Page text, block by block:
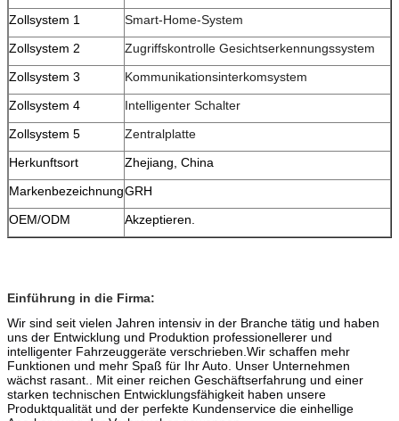
Zollsystem 1
Smart-Home-System
Zollsystem 2
Zugriffskontrolle Gesichtserkennungssystem
Zollsystem 3
Kommunikationsinterkomsystem
Zollsystem 4
Intelligenter Schalter
Zollsystem 5
Zentralplatte
Herkunftsort
Zhejiang, China
MarkenbezeichnungGRH
OEM/ODM
Akzeptieren.
Einführung in die Firma:
Wir sind seit vielen Jahren intensiv in der Branche tätig und haben
uns der Entwicklung und Produktion professionellerer und
intelligenter Fahrzeuggeräte verschrieben.Wir schaffen mehr
Funktionen und mehr Spaß für Ihr Auto. Unser Unternehmen
wächst rasant.. Mit einer reichen Geschäftserfahrung und einer
starken technischen Entwicklungsfähigkeit haben unsere
Produktqualität und der perfekte Kundenservice die einhellige